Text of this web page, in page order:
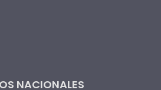
NACIONALES